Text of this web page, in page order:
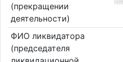
(прекращении
деятельности)
ФИО ликвидатора
(председателя